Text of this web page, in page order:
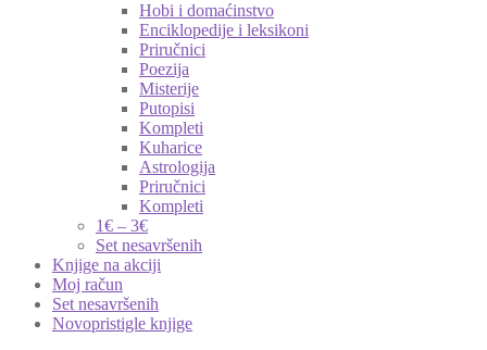
Hobi i domaćinstvo
Enciklopedije i leksikoni
Priručnici
Poezija
Misterije
Putopisi
Kompleti
Kuharice
Astrologija
Priručnici
Kompleti
1€ – 3€
Set nesavršenih
Knjige na akciji
Moj račun
Set nesavršenih
Novopristigle knjige